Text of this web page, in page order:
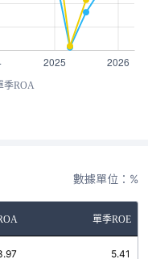
季ROA
數據單位：%
單季ROE
5.41